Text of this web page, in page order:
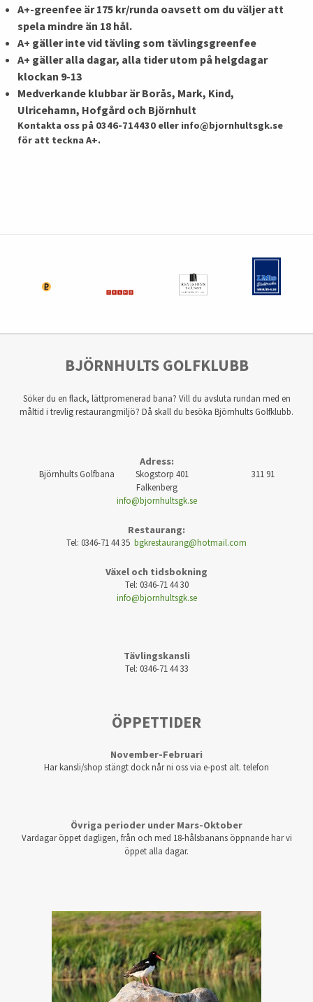
A+-greenfee är 175 kr/runda oavsett om du väljer att
spela mindre än 18 hål.
A+ gäller inte vid tävling som tävlingsgreenfee
A+ gäller alla dagar, alla tider utom på helgdagar
klockan 9-13
Medverkande klubbar är Borås, Mark, Kind,
Ulricehamn, Hofgård och Björnhult
Kontakta oss på 0346-714430 eller info@bjornhultsgk.se
för att teckna A+.
BJÖRNHULTS GOLFKLUBB
Söker du en flack, lättpromenerad bana? Vill du avsluta rundan med en
måltid i trevlig restaurangmiljö? Då skall du besöka Björnhults Golfklubb.
Adress:
Björnhults Golfbana Skogstorp 401 311 91
Falkenberg
info@bjornhultsgk.se
Restaurang:
Tel: 0346-71 44 35 bgkrestaurang@hotmail.com
Växel och tidsbokning
Tel: 0346-71 44 30
info@bjornhultsgk.se
Tävlingskansli
Tel: 0346-71 44 33
ÖPPETTIDER
November-Februari
Har kansli/shop stängt dock når ni oss via e-post alt. telefon
Övriga perioder under Mars-Oktober
Vardagar öppet dagligen, från och med 18-hålsbanans öppnande har vi
öppet alla dagar.